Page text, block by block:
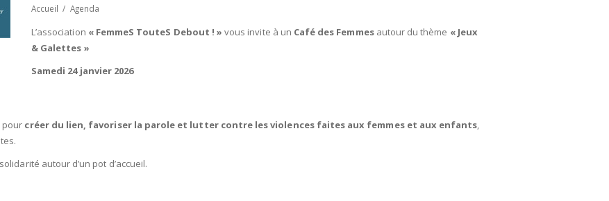
Accueil / Agenda
L’association « FemmeS TouteS Debout ! » vous invite à un Café des Femmesautour du thème « Jeux
& Galettes »
Samedi 24 janvier 2026
pour créer du lien, favoriser la parole et lutter contre les violences faites aux femmes et aux enfants,
autour d’un pot d’accueil.